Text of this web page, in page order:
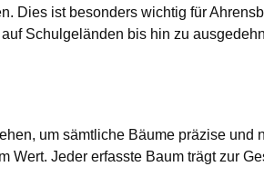
Dies ist besonders wichtig für
Schulgeländen bis hin zu
um sämtliche Bäume präzise und
Jeder erfasste Baum trägt zur